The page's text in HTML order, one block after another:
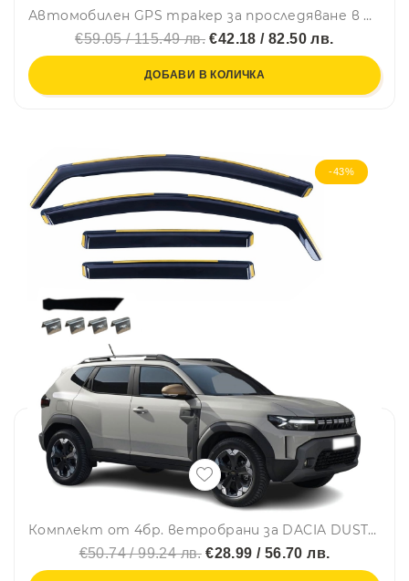
Автомобилен GPS тракер за проследяване в реално време 2G - CY01
€59.05 / 115.49 лв. €42.18 / 82.50 лв.
ДОБАВИ В КОЛИЧКА
-43%
Комплект от 4бр. ветробрани за DACIA DUSTER III 2024 г. +
€50.74 / 99.24 лв.€28.99 / 56.70 лв.